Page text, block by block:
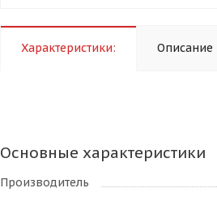
Характеристики: Описание
Основные характеристики
Производитель